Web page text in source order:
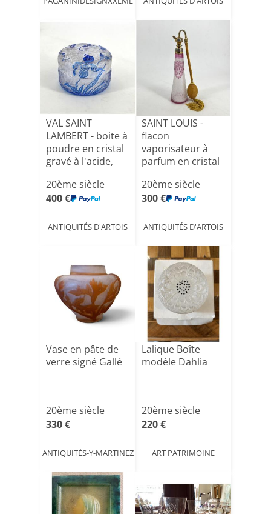
VAL SAINT
LAMBERT - boite à
poudre en cristal
gravé à l'acide,
20ème siècle
400 €
ANTIQUITÉS D'ARTOIS
SAINT LOUIS -
flacon
vaporisateur à
parfum en cristal
20ème siècle
300 €
ANTIQUITÉS D'ARTOIS
Vase en pâte de
verre signé Gallé
20ème siècle
330 €
ANTIQUITÉS-Y-MARTINEZ
Lalique Boîte
modèle Dahlia
20ème siècle
220 €
ART PATRIMOINE